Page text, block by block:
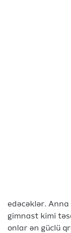
edəcəklər.
gimnast kimi
onlar ən güclü